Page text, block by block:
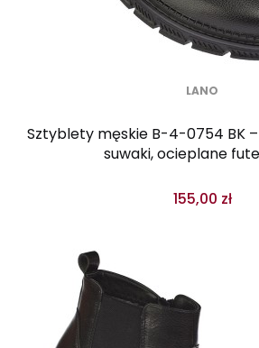
LANO
Sztyblety męskie B-4-0754 BK
suwaki, ocieplane
155,00 zł